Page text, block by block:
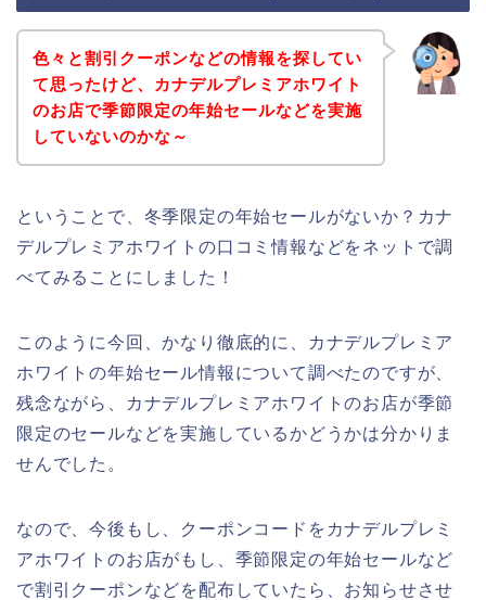
色々と割引クーポンなどの情報を探してい
て思ったけど、カナデルプレミアホワイト
のお店で季節限定の年始セールなどを実施
していないのかな～
ということで、冬季限定の年始セールがないか？カナ
デルプレミアホワイトの口コミ情報などをネットで調
べてみることにしました！
このように今回、かなり徹底的に、カナデルプレミア
ホワイトの年始セール情報について調べたのですが、
残念ながら、カナデルプレミアホワイトのお店が季節
限定のセールなどを実施しているかどうかは分かりま
せんでした。
なので、今後もし、クーポンコードをカナデルプレミ
アホワイトのお店がもし、季節限定の年始セールなど
で割引クーポンなどを配布していたら、お知らせさせ